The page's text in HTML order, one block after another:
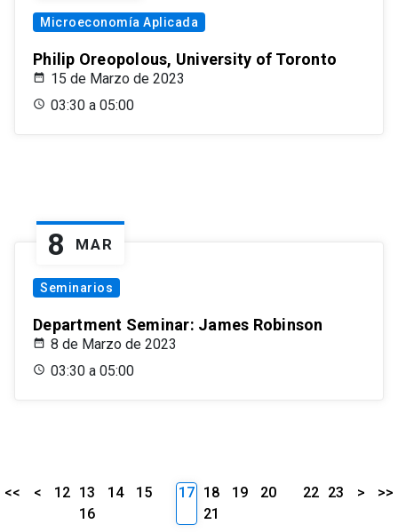
Microeconomía Aplicada
Philip Oreopolous, University of Toronto
15 de Marzo de 2023
03:30 a 05:00
8 MAR
Seminarios
Department Seminar: James Robinson
8 de Marzo de 2023
03:30 a 05:00
<< < 12 13 14
15
16
17 18 19
20
21
22 23 > >>